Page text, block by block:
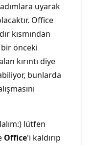
uyarak
Office
kısmından
bir önceki
kırıntı diye
bunlarda
lütfen
Office'i kaldırıp